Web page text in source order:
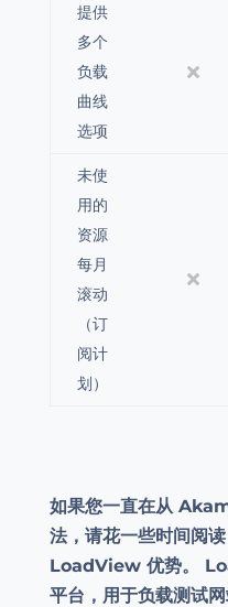
提供
多个
负载
曲线
选项
未使
用的
资源
每月
滚动
（订
阅计
划）
如果您一直在从
法，请花一些时间阅
LoadView 优势。
平台，用于负载测试